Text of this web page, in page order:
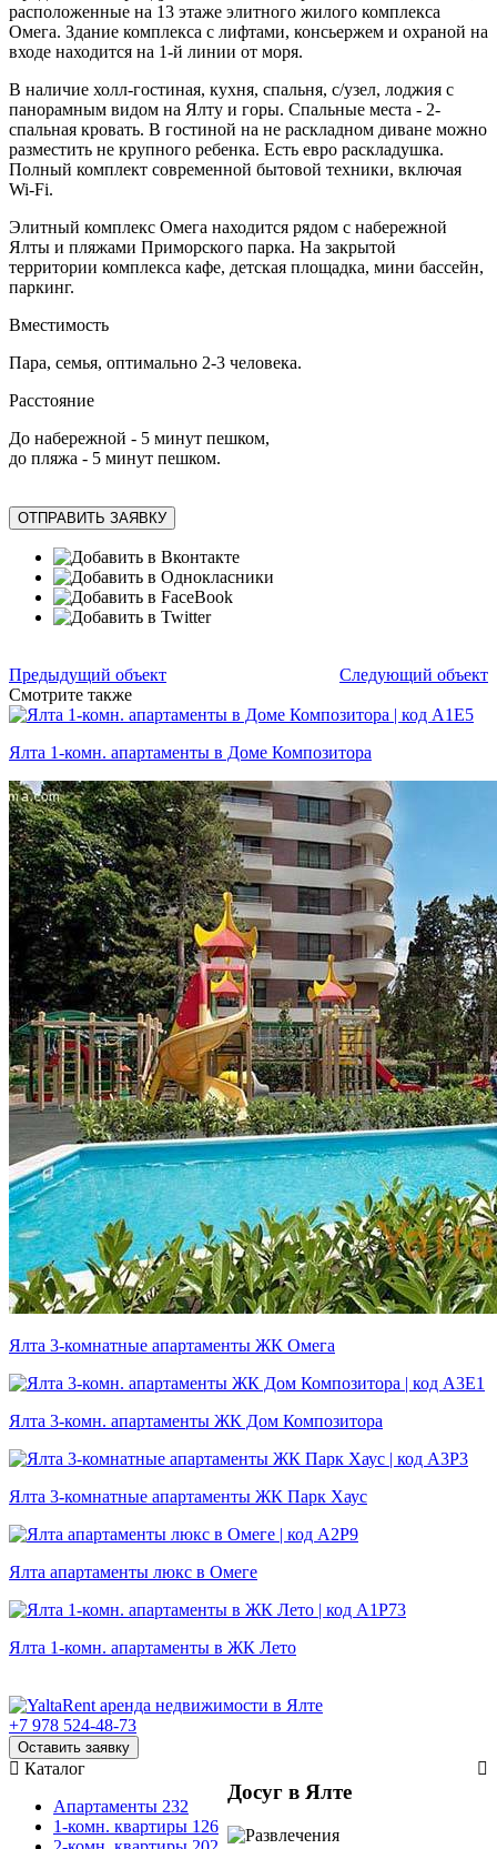
расположенные на 13 этаже элитного жилого комплекса
Омега. Здание комплекса с лифтами, консьержем и охраной на
входе находится на 1-й линии от моря.
В наличие холл-гостиная, кухня, спальня, с/узел, лоджия с
панорамным видом на Ялту и горы. Спальные места - 2-
спальная кровать. В гостиной на не раскладном диване можно
разместить не крупного ребенка. Есть евро раскладушка.
Полный комплект современной бытовой техники, включая
Wi-Fi.
Элитный комплекс Омега находится рядом с набережной
Ялты и пляжами Приморского парка. На закрытой
территории комплекса кафе, детская площадка, мини бассейн,
паркинг.
Вместимость
Пара, семья, оптимально 2-3 человека.
Расстояние
До набережной - 5 минут пешком,
до пляжа - 5 минут пешком.
ОТПРАВИТЬ ЗАЯВКУ
Предыдущий объект
Следующий объект
Смотрите также
Ялта 1-комн. апартаменты в Доме Композитора
Ялта 3-комнатные апартаменты ЖК Омега
Ялта 3-комн. апартаменты ЖК Дом Композитора
Ялта 3-комнатные апартаменты ЖК Парк Хаус
Ялта апартаменты люкс в Омеге
Ялта 1-комн. апартаменты в ЖК Лето
+7 978 524-48-73
Оставить заявку
Каталог
Апартаменты 232
1-комн. квартиры 126
Досуг в Ялте